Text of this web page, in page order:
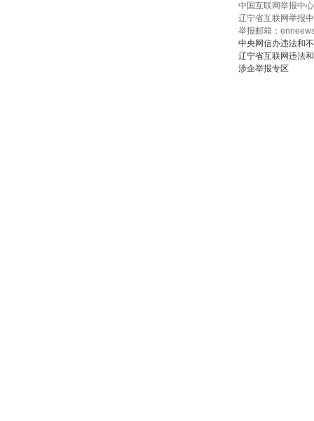
中国互联网举报中
辽宁省互联网举报
举报邮箱：
中央网信办违法和
辽宁省互联网违法
涉企举报专区